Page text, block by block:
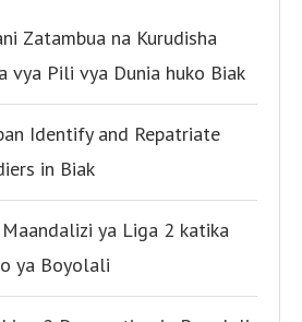
Zatambua na Kurudisha
vya Pili vya Dunia huko Biak
Identify and Repatriate
in Biak
Maandalizi ya Liga 2 katika
ya Boyolali